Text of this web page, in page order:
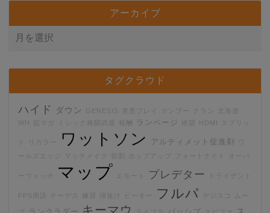
アーカイブ
タグクラウド
ハイド ダウン GENESIS マンブー クラン
WH
拡マガ ミシック格闘武器 ランページ HDMI
リカラー ワットソン アルティメット促進剤
ールズエッジ
マッチメイク ホップアップ オーバ
マップ エモート プレデター トライデント
FPS用語 弾抜け ピーキー フルパ
キーマウ